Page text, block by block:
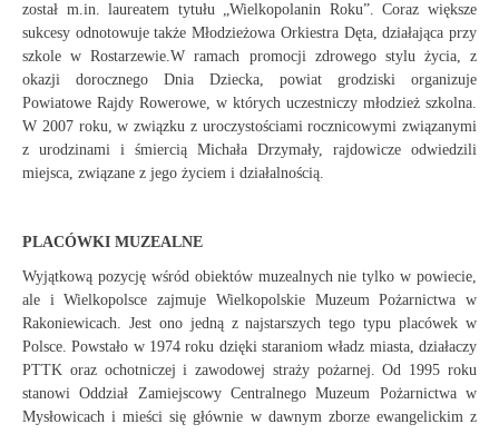
został m.in. laureatem tytułu „Wielkopolanin Roku”. Coraz większe
sukcesy odnotowuje także Młodzieżowa Orkiestra Dęta, działająca przy
szkole w Rostarzewie.W ramach promocji zdrowego stylu życia, z
okazji dorocznego Dnia Dziecka, powiat grodziski organizuje
Powiatowe Rajdy Rowerowe, w których uczestniczy młodzież szkolna.
W 2007 roku, w związku z uroczystościami rocznicowymi związanymi
z urodzinami i śmiercią Michała Drzymały, rajdowicze odwiedzili
miejsca, związane z jego życiem i działalnością.
PLACÓWKI MUZEALNE
Wyjątkową pozycję wśród obiektów muzealnych nie tylko w powiecie,
ale i Wielkopolsce zajmuje Wielkopolskie Muzeum Pożarnictwa w
Rakoniewicach. Jest ono jedną z najstarszych tego typu placówek w
Polsce. Powstało w 1974 roku dzięki staraniom władz miasta, działaczy
PTTK oraz ochotniczej i zawodowej straży pożarnej. Od 1995 roku
stanowi Oddział Zamiejscowy Centralnego Muzeum Pożarnictwa w
Mysłowicach i mieści się głównie w dawnym zborze ewangelickim z